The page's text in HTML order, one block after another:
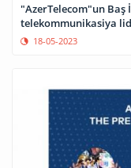
"AzerTelecom"un Baş
telekommunikasiya
18-05-2023